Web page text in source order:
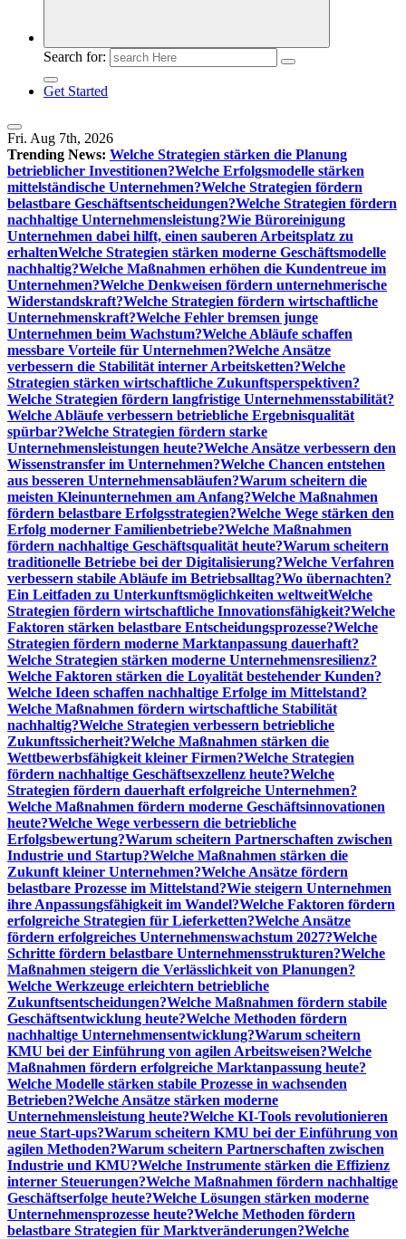
Search for:
Get Started
Fri. Aug 7th, 2026
Trending News: Welche Strategien stärken die Planung
betrieblicher Investitionen?Welche Erfolgsmodelle stärken
mittelständische Unternehmen?Welche Strategien fördern
belastbare Geschäftsentscheidungen?Welche Strategien fördern
nachhaltige Unternehmensleistung?Wie Büroreinigung
Unternehmen dabei hilft, einen sauberen Arbeitsplatz zu
erhaltenWelche Strategien stärken moderne Geschäftsmodelle
nachhaltig?Welche Maßnahmen erhöhen die Kundentreue im
Unternehmen?Welche Denkweisen fördern unternehmerische
Widerstandskraft?Welche Strategien fördern wirtschaftliche
Unternehmenskraft?Welche Fehler bremsen junge
Unternehmen beim Wachstum?Welche Abläufe schaffen
messbare Vorteile für Unternehmen?Welche Ansätze
verbessern die Stabilität interner Arbeitsketten?Welche
Strategien stärken wirtschaftliche Zukunftsperspektiven?
Welche Strategien fördern langfristige Unternehmensstabilität?
Welche Abläufe verbessern betriebliche Ergebnisqualität
spürbar?Welche Strategien fördern starke
Unternehmensleistungen heute?Welche Ansätze verbessern den
Wissenstransfer im Unternehmen?Welche Chancen entstehen
aus besseren Unternehmensabläufen?Warum scheitern die
meisten Kleinunternehmen am Anfang?Welche Maßnahmen
fördern belastbare Erfolgsstrategien?Welche Wege stärken den
Erfolg moderner Familienbetriebe?Welche Maßnahmen
fördern nachhaltige Geschäftsqualität heute?Warum scheitern
traditionelle Betriebe bei der Digitalisierung?Welche Verfahren
verbessern stabile Abläufe im Betriebsalltag?Wo übernachten?
Ein Leitfaden zu Unterkunftsmöglichkeiten weltweitWelche
Strategien fördern wirtschaftliche Innovationsfähigkeit?Welche
Faktoren stärken belastbare Entscheidungsprozesse?Welche
Strategien fördern moderne Marktanpassung dauerhaft?
Welche Strategien stärken moderne Unternehmensresilienz?
Welche Faktoren stärken die Loyalität bestehender Kunden?
Welche Ideen schaffen nachhaltige Erfolge im Mittelstand?
Welche Maßnahmen fördern wirtschaftliche Stabilität
nachhaltig?Welche Strategien verbessern betriebliche
Zukunftssicherheit?Welche Maßnahmen stärken die
Wettbewerbsfähigkeit kleiner Firmen?Welche Strategien
fördern nachhaltige Geschäftsexzellenz heute?Welche
Strategien fördern dauerhaft erfolgreiche Unternehmen?
Welche Maßnahmen fördern moderne Geschäftsinnovationen
heute?Welche Wege verbessern die betriebliche
Erfolgsbewertung?Warum scheitern Partnerschaften zwischen
Industrie und Startup?Welche Maßnahmen stärken die
Zukunft kleiner Unternehmen?Welche Ansätze fördern
belastbare Prozesse im Mittelstand?Wie steigern Unternehmen
ihre Anpassungsfähigkeit im Wandel?Welche Faktoren fördern
erfolgreiche Strategien für Lieferketten?Welche Ansätze
fördern erfolgreiches Unternehmenswachstum 2027?Welche
Schritte fördern belastbare Unternehmensstrukturen?Welche
Maßnahmen steigern die Verlässlichkeit von Planungen?
Welche Werkzeuge erleichtern betriebliche
Zukunftsentscheidungen?Welche Maßnahmen fördern stabile
Geschäftsentwicklung heute?Welche Methoden fördern
nachhaltige Unternehmensentwicklung?Warum scheitern
KMU bei der Einführung von agilen Arbeitsweisen?Welche
Maßnahmen fördern erfolgreiche Marktanpassung heute?
Welche Modelle stärken stabile Prozesse in wachsenden
Betrieben?Welche Ansätze stärken moderne
Unternehmensleistung heute?Welche KI-Tools revolutionieren
neue Start-ups?Warum scheitern KMU bei der Einführung von
agilen Methoden?Warum scheitern Partnerschaften zwischen
Industrie und KMU?Welche Instrumente stärken die Effizienz
interner Steuerungen?Welche Maßnahmen fördern nachhaltige
Geschäftserfolge heute?Welche Lösungen stärken moderne
Unternehmensprozesse heute?Welche Methoden fördern
belastbare Strategien für Marktveränderungen?Welche